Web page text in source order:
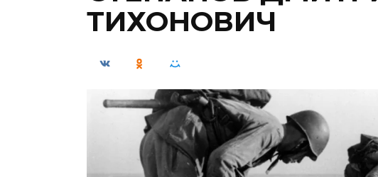
ТИХОНОВИЧ